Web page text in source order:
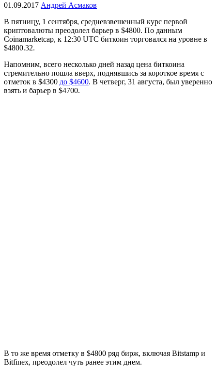
01.09.2017 Андрей Асмаков
В пятницу, 1 сентября, средневзвешенный курс первой
криптовалюты преодолел барьер в $4800. По данным
Coinamarketcap, к 12:30 UTС биткоин торговался на уровне в
$4800.32.
Напомним, всего несколько дней назад цена биткоина
стремительно пошла вверх, поднявшись за короткое время с
отметок в $4300 до $4600. В четверг, 31 августа, был уверенно
взять и барьер в $4700.
В то же время отметку в $4800 ряд бирж, включая Bitstamp и
Bitfinex, преодолел чуть ранее этим днем.